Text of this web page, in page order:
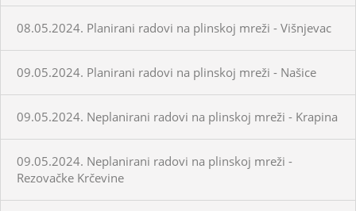
08.05.2024. Planirani radovi na plinskoj mreži - Višnjevac
09.05.2024. Planirani radovi na plinskoj mreži - Našice
09.05.2024. Neplanirani radovi na plinskoj mreži - Krapina
09.05.2024. Neplanirani radovi na plinskoj mreži -
Rezovačke Krčevine